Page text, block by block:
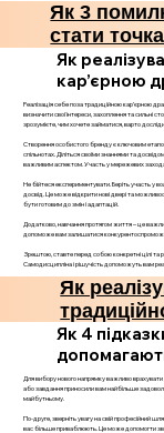
Як 3
стати
Як
кар’єрною
Реалізація себе поза традиційною кар’єрною
визначити свої інтереси, захоплення та сильні
зрозумієте, чим хочете займатися, варто
Створення особистого бренду є ключовим
спільнотах. Діліться своїми знаннями та
важливим аспектом. Участь у мережевих
Не бійтеся експериментувати. Беріть участь у
досвід. Це може відкрити нові двері та
бути готовим до змін і адаптацій.
Додатково, навчання протягом життя – це
допоможе вам залишатися
Зрештою, ставте перед собою конкретні цілі та
Самодисципліна і рішучість допоможуть вам
Як
Як 4
Для вибору нового напрямку важливо врахувати
або завдання приносили вам найбільше
майбутньому.
По-друге, зверніть увагу на свій професійний
вас більше приваблюють. Це може допомогти